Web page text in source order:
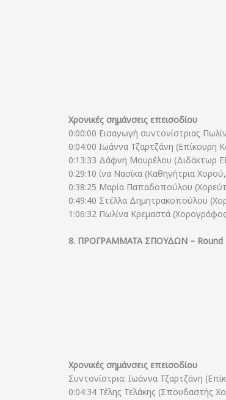
Χρονικές σημάνσεις επεισοδίου
0:00:00 Εισαγωγή συντονίστριας
0:04:00 Ιωάννα Τζαρτζάνη
0:13:33 Δάφνη Μουρέλου (Διδάκτωρ
0:29:10 ίνα Νασίκα (Καθηγήτρια
0:38:25 Μαρία Παπαδοπούλου
0:49:40 Στέλλα Δημητρακοπούλου
1:06:32 Πωλίνα Κρεμαστά
8. ΠΡΟΓΡΑΜΜΑΤΑ ΣΠΟΥΔΩΝ – Round
Χρονικές σημάνσεις επεισοδίου
Συντονίστρια: Ιωάννα Τζαρτζάνη
0:04:34 Τέλης Τελάκης (Σπουδαστής